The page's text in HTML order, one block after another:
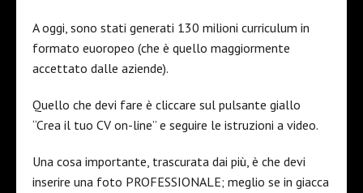
A oggi, sono stati generati 130 milioni curriculum in
formato euoropeo (che è quello maggiormente
accettato dalle aziende).
Quello che devi fare è cliccare sul pulsante giallo
“Crea il tuo CV on-line” e seguire le istruzioni a video.
Una cosa importante, trascurata dai più, è che devi
inserire una foto PROFESSIONALE; meglio se in giacca